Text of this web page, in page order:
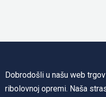
Dobrodošli u našu web
ribolovnoj opremi. Naša